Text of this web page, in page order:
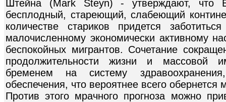
Штейна (Mark Steyn) - утверждают, что
бесплодный, стареющий, слабеющий
количестве стариков придется
малочисленному экономически активному
беспокойных мигрантов. Сочетание
продолжительности жизни и массовой
бременем на систему
обеспечения, что вероятнее всего
Против этого мрачного прогноза можно